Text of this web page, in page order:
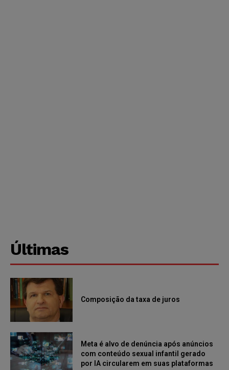
Últimas
Composição da taxa de juros
Meta é alvo de denúncia após anúncios
com conteúdo sexual infantil gerado
por IA circularem em suas plataformas